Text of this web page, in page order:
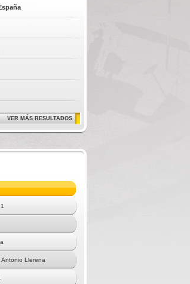
VER MÁS RESULTADOS
Llerena